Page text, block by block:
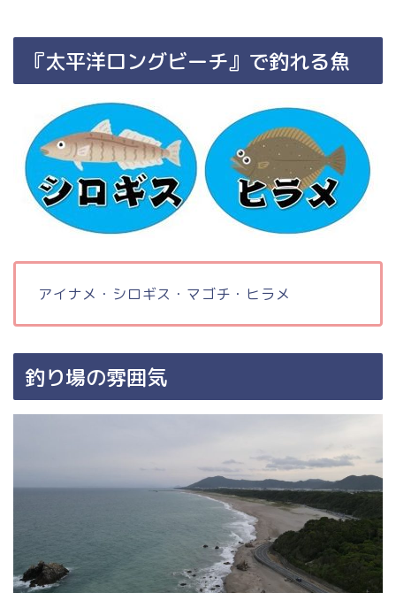
『太平洋ロングビーチ』で釣れる魚
アイナメ・シロギス・マゴチ・ヒラメ
釣り場の雰囲気